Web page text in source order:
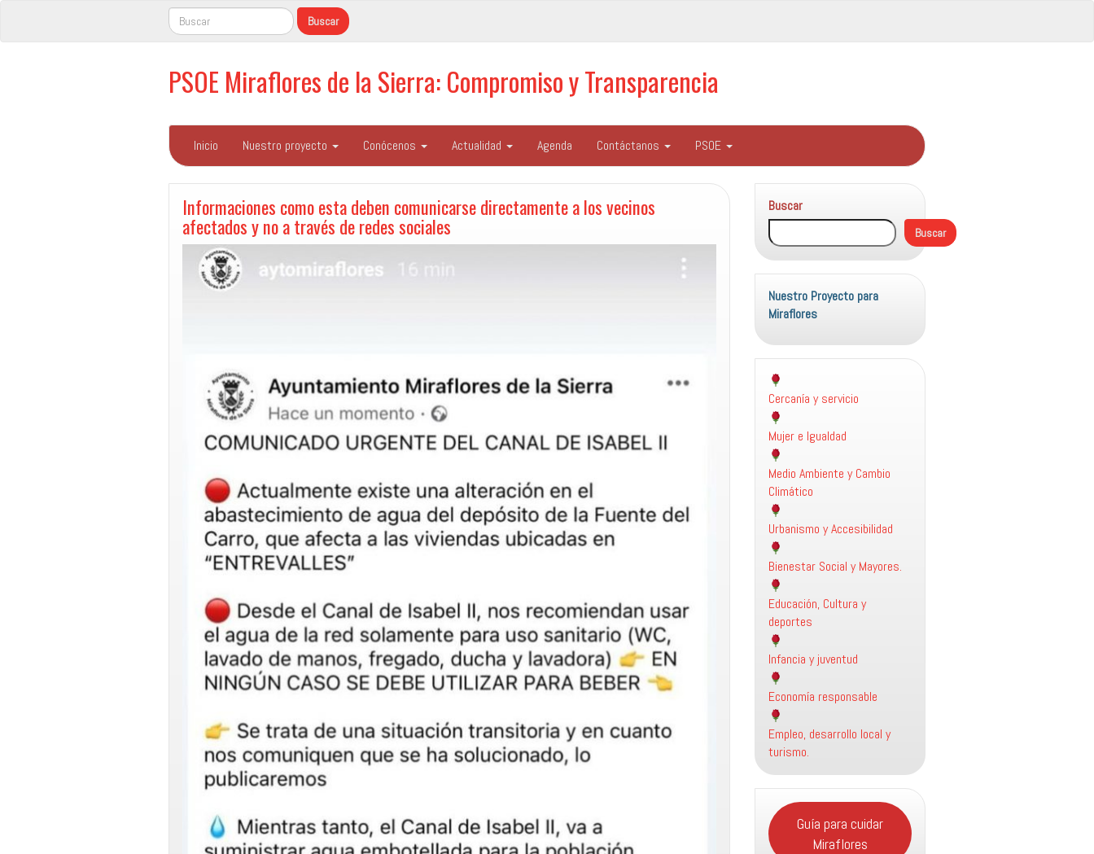
PSOE Miraflores de la Sierra: Compromiso y Transparencia
Inicio Nuestro proyecto Conócenos Actualidad Agenda Contáctanos PSOE
Informaciones como esta deben comunicarse directamente a los vecinos
afectados y no a través de redes sociales
Buscar
Buscar
Nuestro Proyecto para
Miraflores
Cercanía y servicio
Mujer e Igualdad
Medio Ambiente y Cambio
Climático
Urbanismo y Accesibilidad
Bienestar Social y Mayores.
Educación, Cultura y
deportes
Infancia y juventud
Economía responsable
Empleo, desarrollo local y
turismo.
Guía para cuidar
Miraflores